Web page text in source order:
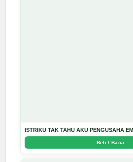
ISTRIKU TAK TAHU AKU PENGUSAHA
Beli / Baca